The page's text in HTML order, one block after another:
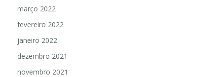
março 2022
fevereiro 2022
janeiro 2022
dezembro 2021
novembro 2021